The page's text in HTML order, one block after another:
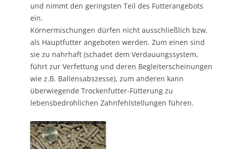
und nimmt den geringsten Teil des Futterangebots
ein.
Körnermischungen dürfen nicht ausschließlich bzw.
als Hauptfutter angeboten werden. Zum einen sind
sie zu nahrhaft (schadet dem Verdauungssystem,
führt zur Verfettung und deren Begleiterscheinungen
wie z.B. Ballensabszesse), zum anderen kann
überwiegende Trockenfutter-Fütterung zu
lebensbedrohlichen Zahnfehlstellungen führen.